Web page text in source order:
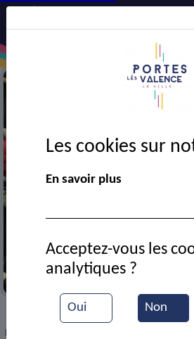
VIE MUNICIPALE >
Fêtes de mai : parcours corso
Les cookies sur
En savoir plus
Oui Non
Acceptez-vous les
analytiques ?